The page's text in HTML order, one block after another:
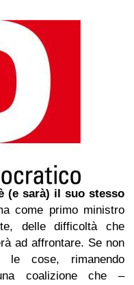
(e sarà) il suo stesso
come primo ministro
delle difficoltà che
ad affrontare. Se non
le cose, rimanendo
coalizione che –